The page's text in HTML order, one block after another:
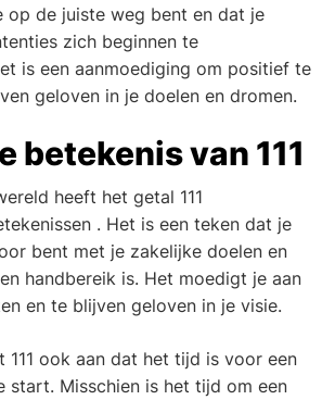
op de juiste weg bent en dat je
zich beginnen te
is een aanmoediging om positief te
geloven in je doelen en dromen.
betekenis van 111
heeft het getal 111
. Het is een teken dat je
bent met je zakelijke doelen en
handbereik is. Het moedigt je aan
en te blijven geloven in je visie.
111 ook aan dat het tijd is voor een
start. Misschien is het tijd om een